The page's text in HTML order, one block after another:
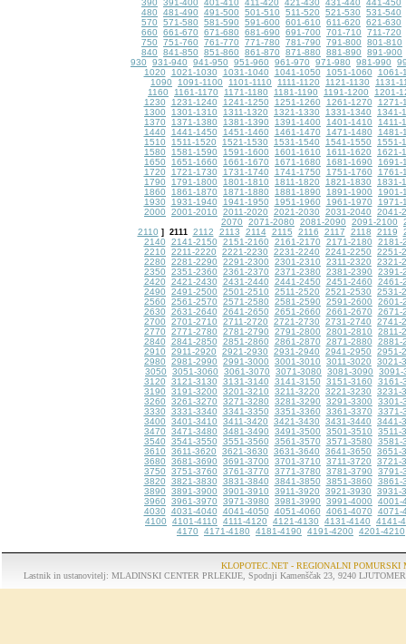
390
391-400 401-410 411-420 421-430 431-440
441-450
480
481-490 491-500 501-510 511-520 521-530
531-540
570
571-580 581-590 591-600 601-610 611-620
621-630
660
661-670 671-680 681-690 691-700 701-710
711-720
750
751-760 761-770 771-780 781-790 791-800
801-810
840
841-850 851-860 861-870 871-880 881-890
891-900
930
931-940 941-950 951-960 961-970 971-980 981-990
1020
1021-1030 1031-1040 1041-1050 1051-1060
1061-
1090
1091-1100 1101-1110 1111-1120 1121-1130
1131-
1160
1161-1170 1171-1180 1181-1190 1191-1200
1201-
1230
1231-1240 1241-1250 1251-1260 1261-1270
1271-
1300
1301-1310 1311-1320 1321-1330 1331-1340
1341-
1370
1371-1380 1381-1390 1391-1400 1401-1410
1411-
1440
1441-1450 1451-1460 1461-1470 1471-1480
1481-
1510
1511-1520 1521-1530 1531-1540 1541-1550
1551-
1580
1581-1590 1591-1600 1601-1610 1611-1620
1621-
1650
1651-1660 1661-1670 1671-1680 1681-1690
1691-
1720
1721-1730 1731-1740 1741-1750 1751-1760
1761-
1790
1791-1800 1801-1810 1811-1820 1821-1830
1831-
1860
1861-1870 1871-1880 1881-1890 1891-1900
1901-
1930
1931-1940 1941-1950 1951-1960 1961-1970
1971-
2000
2001-2010 2011-2020 2021-2030 2031-2040
2041-
2070
2071-2080 2081-2090 2091-2100
2110 ] 2111 2112 2113 2114 2115 2116 2117 2118 2119
2140
2141-2150 2151-2160 2161-2170 2171-2180
2181-
2210
2211-2220 2221-2230 2231-2240 2241-2250
2251-
2280
2281-2290 2291-2300 2301-2310 2311-2320
2321-
2350
2351-2360 2361-2370 2371-2380 2381-2390
2391-
2420
2421-2430 2431-2440 2441-2450 2451-2460
2461-
2490
2491-2500 2501-2510 2511-2520 2521-2530
2531-
2560
2561-2570 2571-2580 2581-2590 2591-2600
2601-
2630
2631-2640 2641-2650 2651-2660 2661-2670
2671-
2700
2701-2710 2711-2720 2721-2730 2731-2740
2741-
2770
2771-2780 2781-2790 2791-2800 2801-2810
2811-
2840
2841-2850 2851-2860 2861-2870 2871-2880
2881-
2910
2911-2920 2921-2930 2931-2940 2941-2950
2951-
2980
2981-2990 2991-3000 3001-3010 3011-3020
3021-
3050
3051-3060 3061-3070 3071-3080 3081-3090
3091-
3120
3121-3130 3131-3140 3141-3150 3151-3160
3161-
3190
3191-3200 3201-3210 3211-3220 3221-3230
3231-
3260
3261-3270 3271-3280 3281-3290 3291-3300
3301-
3330
3331-3340 3341-3350 3351-3360 3361-3370
3371-
3400
3401-3410 3411-3420 3421-3430 3431-3440
3441-
3470
3471-3480 3481-3490 3491-3500 3501-3510
3511-
3540
3541-3550 3551-3560 3561-3570 3571-3580
3581-
3610
3611-3620 3621-3630 3631-3640 3641-3650
3651-
3680
3681-3690 3691-3700 3701-3710 3711-3720
3721-
3750
3751-3760 3761-3770 3771-3780 3781-3790
3791-
3820
3821-3830 3831-3840 3841-3850 3851-3860
3861-
3890
3891-3900 3901-3910 3911-3920 3921-3930
3931-
3960
3961-3970 3971-3980 3981-3990 3991-4000
4001-
4030
4031-4040 4041-4050 4051-4060 4061-4070
4071-
4100
4101-4110 4111-4120 4121-4130 4131-4140
4141-
4170
4171-4180 4181-4190 4191-4200 4201-4210
KLOPOTEC.NET - REGIONALNI POMURSKI
Lastnik in ustanovitelj: MLADINSKI CENTER PRLEKIJE, Spodnji Kamenščak 23, 9240